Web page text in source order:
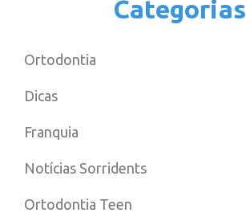
Categorias
Ortodontia
Dicas
Franquia
Notícias Sorridents
Ortodontia Teen